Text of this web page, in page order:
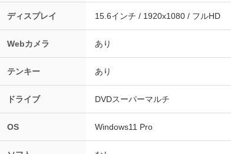
ディスプレイ 15.6インチ / 1920x1080 / フルHD
Webカメラ あり
テンキー あり
ドライブ DVDスーパーマルチ
OS Windows11 Pro